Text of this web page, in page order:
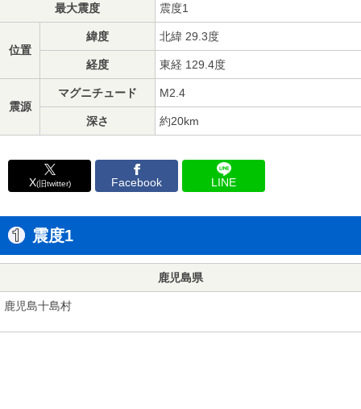
最大震度 震度1
位置
緯度 北緯 29.3度
経度 東経 129.4度
震源
マグニチュード M2.4
深さ 約20km
X(旧twitter) Facebook LINE
震度1
鹿児島県
鹿児島十島村